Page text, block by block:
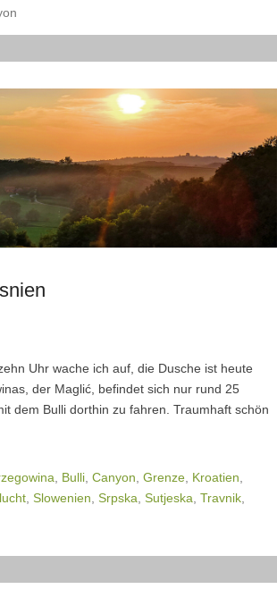
Uhr wache ich auf, die Dusche ist heute
der Maglić, befindet sich nur rund 25
dem Bulli dorthin zu fahren. Traumhaft schön
Bulli Canyon Grenze Kroatien
Slowenien Srpska Sutjeska Travnik